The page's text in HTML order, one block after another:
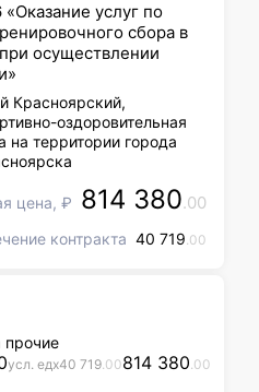
услуг по
сбора в
осуществлении
Красноярский,
оздоровительная
на территории города
цена, ₽ 814 380.00
контракта 40 719.00
прочие
усл. едx40 719.00814 380.00